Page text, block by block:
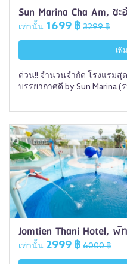
Sun Marina Cha Am, ชะ
เท่านั้น 1699 ฿ 3299 ฿
เพิ่
ด่วน!! จำนวนจำกัด โรงแรม
บรรยากาศดี by Sun Marina (
Jomtien Thani Hotel, พั
เท่านั้น 2999 ฿ 6000 ฿